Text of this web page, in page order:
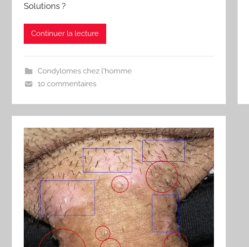
Solutions ?
Continuer la lecture
Condylomes chez l'homme
10 commentaires